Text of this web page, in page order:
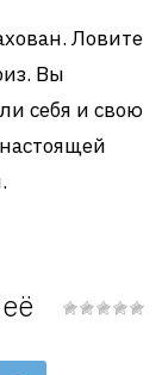
Ловите
Вы
себя и свою